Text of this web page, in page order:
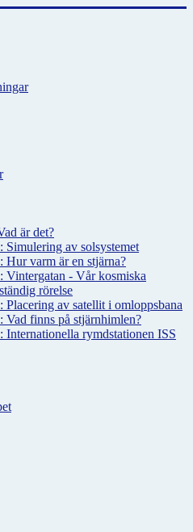
är det?
Simulering av solsystemet
Hur varm är en stjärna?
Vintergatan - Vår kosmiska
rörelse
Placering av satellit i omloppsbana
Vad finns på stjärnhimlen?
Internationella rymdstationen ISS